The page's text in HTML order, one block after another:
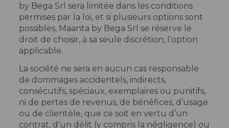
by Bega Srl sera limitée dans les conditions
permises par la loi, et si plusieurs options sont
possibles, Maanta by Bega Srl se réserve le
droit de choisir, à sa seule discrétion, l’option
applicable.
La société ne sera en aucun cas responsable
de dommages accidentels, indirects,
consécutifs, spéciaux, exemplaires ou punitifs,
ni de pertes de revenus, de bénéfices, d’usage
ou de clientèle, que ce soit en vertu d’un
contrat, d’un délit (y compris la négligence) ou